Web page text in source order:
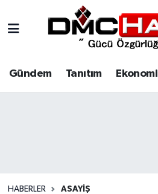
Gündem Tanıtım Ekonomi
HABERLER ASAYIŞ
Tanıtım
Nöbetçi Eczaneler
Hava Durumu